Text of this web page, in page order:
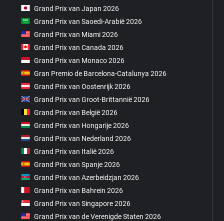
Grand Prix van Japan 2026
Grand Prix van Saoedi-Arabië 2026
Grand Prix van Miami 2026
Grand Prix van Canada 2026
Grand Prix van Monaco 2026
Gran Premio de Barcelona-Catalunya 2026
Grand Prix van Oostenrijk 2026
Grand Prix van Groot-Brittannië 2026
Grand Prix van België 2026
Grand Prix van Hongarije 2026
Grand Prix van Nederland 2026
Grand Prix van Italië 2026
Grand Prix van Spanje 2026
Grand Prix van Azerbeidzjan 2026
Grand Prix van Bahrein 2026
Grand Prix van Singapore 2026
Grand Prix van de Verenigde Staten 2026